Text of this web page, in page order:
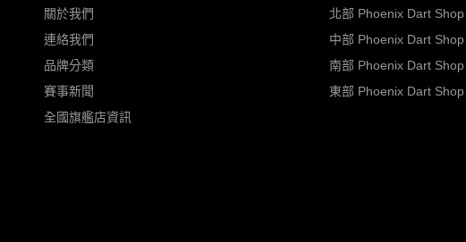
關於我們
連絡我們
品牌分類
賽事新聞
全國旗艦店資訊
北部 Phoenix Dart Shop
中部 Phoenix Dart Shop
南部 Phoenix Dart Shop
東部 Phoenix Dart Shop